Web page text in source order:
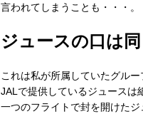
言われてしまうことも・・・。
ジュースの口は
これは私が所属していたグル
JALで提供しているジュースは
一つのフライトで封を開けた